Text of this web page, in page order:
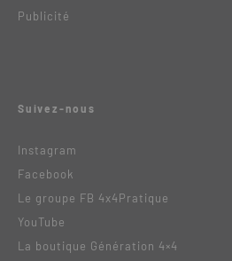
Publicité
Suivez-nous
Instagram
Facebook
Le groupe FB 4x4Pratique
YouTube
La boutique Génération 4×4